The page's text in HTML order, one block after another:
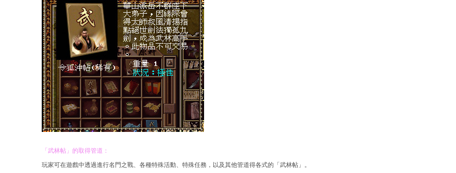
「武林帖」的取得管道：
玩家可在遊戲中透過進行名門之戰、各種特殊活動、特殊任務，以及其他管道得各式的「武林帖」。